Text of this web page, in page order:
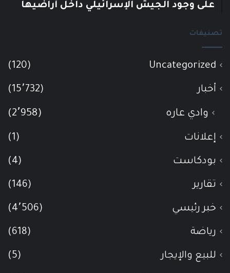
على وجود الجيش الإسرائيلي داخل أراضيها
تصنيفات
Uncategorized
(120)
أخبار (15٬732)
وادي عاره (2٬958)
إعلانات (1)
بودكاست (4)
تقارير (146)
خبر رئيسي (4٬506)
رياضة (618)
للبيع والإيجار (5)